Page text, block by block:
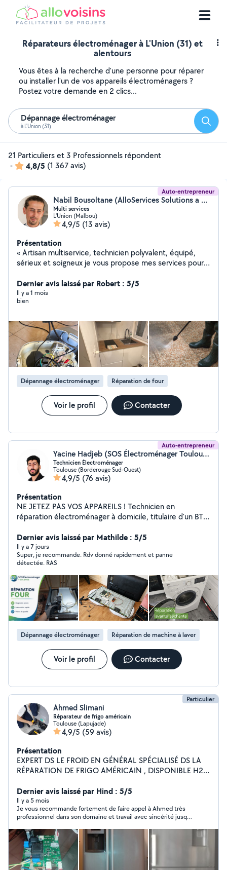
Réparateurs électroménager à L'Union (31) et
alentours
Vous êtes à la recherche d'une personne pour réparer
ou installer l'un de vos appareils électroménagers ?
Postez votre demande en 2 clics...
Dépannage électroménager
à L'Union (31)
21 Particuliers et 3 Professionnels répondent
-
4,8/5 (1 367 avis)
Auto-entrepreneur
Nabil Bousoltane (AlloServices Solutions a 360°)
Multi services
L'Union (Malbou)
4,9/5 (13 avis)
Présentation
« Artisan multiservice, technicien polyvalent, équipé,
sérieux et soigneux je vous propose mes services pour
tout genre ; n'hésitez pas à demander, je ne manquerai
pas de vous dire si je suis en mesure de vous aider... En
société, en mesure de produire devis, facture, garantie
Dernier avis laissé par Robert : 5/5
Il y a 1 mois
bien
Dépannage électroménager Réparation de four
Voir le profil Contacter
Auto-entrepreneur
Yacine Hadjeb (SOS Électroménager Toulouse)
Technicien Électroménager
Toulouse (Borderouge Sud-Ouest)
4,9/5 (76 avis)
Présentation
NE JETEZ PAS VOS APPAREILS ! Technicien en
réparation électroménager à domicile, titulaire d'un BTS
Technicien Électroménager. J'interviens sur Toulouse et
ses environs pour diagnostiquer et réparer vos appareils
: lave-linge, sèche-linge,lave-vaisselle, four, téléviseur et
plus encore. Rapide, soigneux et transparent, je vous
explique clairement la panne avant toute intervention.
Années d'expériences : 5ans Auto-entrepreneur
déclaré, assuré en Responsabilité Civile Professionnelle.
Dernier avis laissé par Mathilde : 5/5
Il y a 7 jours
Super, je recommande. Rdv donné rapidement et panne
détectée. RAS
Dépannage électroménager Réparation de machine à laver
Voir le profil Contacter
Particulier
Ahmed Slimani
Réparateur de frigo américain
Toulouse (Lapujade)
4,9/5 (59 avis)
Présentation
EXPERT DS LE FROID EN GÉNÉRAL SPÉCIALISÉ DS LA
RÉPARATION DE FRIGO AMÉRICAIN , DISPONIBLE H24
CONGÉLATEUR , COMBINÉ , RÉFRIGÉRATEUR , FRIGO
NORMAL , FRIGO PROFESSIONNEL COMPTOIR
RÉFRIGÉRÉ ARMOIRE RÉFRIGÉRÉ DÉPLACEMENT et
DIAGNOSTIC à DOMICILE 65e Si non vous pouvez me
déposer l'appareil chez moi et vous revenez le chercher
après réparation 45e
Dernier avis laissé par Hind : 5/5
Il y a 5 mois
Je vous recommande fortement de faire appel à Ahmed très
professionnel dans son domaine et travail avec sincérité jusqu’à
infiniment.